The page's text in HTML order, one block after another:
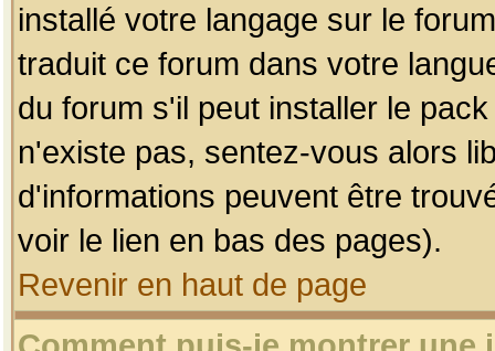
installé votre langage sur le
traduit ce forum dans votre
du forum s'il peut installer le
n'existe pas, sentez-vous alors
d'informations peuvent être
voir le lien en bas des pages).
Revenir en haut de page